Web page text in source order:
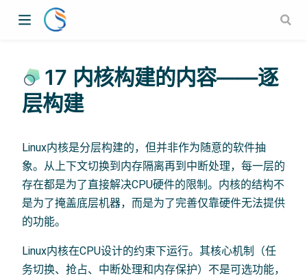
17 内核构建的内容——逐
层构建
Linux内核是分层构建的，但并非作为随意的软件抽
象。从上下文切换到内存隔离再到中断处理，每一层的
存在都是为了直接解决CPU硬件的限制。内核的结构不
是为了掩盖底层机器，而是为了完善仅靠硬件无法提供
的功能。
Linux内核在CPU设计的约束下运行。其核心机制（任
务切换、抢占、中断处理和内存保护）不是可选功能，